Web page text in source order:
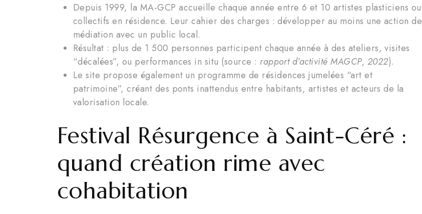
Depuis 1999, la MA-GCP accueille chaque année entre 6 et 10 artistes plasticiens ou
collectifs en résidence. Leur cahier des charges : développer au moins une action de
médiation avec un public local.
Résultat : plus de 1 500 personnes participent chaque année à des ateliers, visites
“décalées”, ou performances in situ (source : rapport d’activité MAGCP, 2022).
Le site propose également un programme de résidences jumelées “art et
patrimoine”, créant des ponts inattendus entre habitants, artistes et acteurs de la
valorisation locale.
Festival Résurgence à Saint-Céré :
quand création rime avec
cohabitation